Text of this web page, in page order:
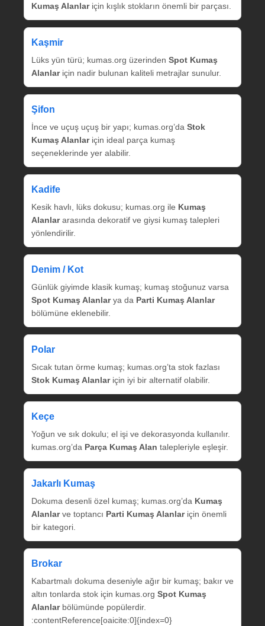
Kumaş Alanlariçin kışlık stokların önemli bir parçası.
Kaşmir
Lüks yün türü; kumas.org üzerinden Spot Kumaş
Alanlariçin nadir bulunan kaliteli metrajlar sunulur.
Şifon
İnce ve uçuş uçuş bir yapı; kumas.org’da Stok
Kumaş Alanlariçin ideal parça kumaş
seçeneklerinde yer alabilir.
Kadife
Kesik havlı, lüks dokusu; kumas.org ile Kumaş
Alanlararasında dekoratif ve giysi kumaş talepleri
yönlendirilir.
Denim / Kot
Günlük giyimde klasik kumaş; kumaş stoğunuz varsa
Spot Kumaş Alanlarya da Parti Kumaş Alanlar
bölümüne eklenebilir.
Polar
Sıcak tutan örme kumaş; kumas.org’ta stok fazlası
Stok Kumaş Alanlariçin iyi bir alternatif olabilir.
Keçe
Yoğun ve sık dokulu; el işi ve dekorasyonda kullanılır.
kumas.org’da Parça Kumaş Alan talepleriyle eşleşir.
Jakarlı Kumaş
Dokuma desenli özel kumaş; kumas.org’da Kumaş
Alanlarve toptancı Parti Kumaş Alanlariçin önemli
bir kategori.
Brokar
Kabartmalı dokuma deseniyle ağır bir kumaş; bakır ve
altın tonlarda stok için kumas.org Spot Kumaş
Alanlarbölümünde popülerdir.
:contentReference[oaicite:0]{index=0}